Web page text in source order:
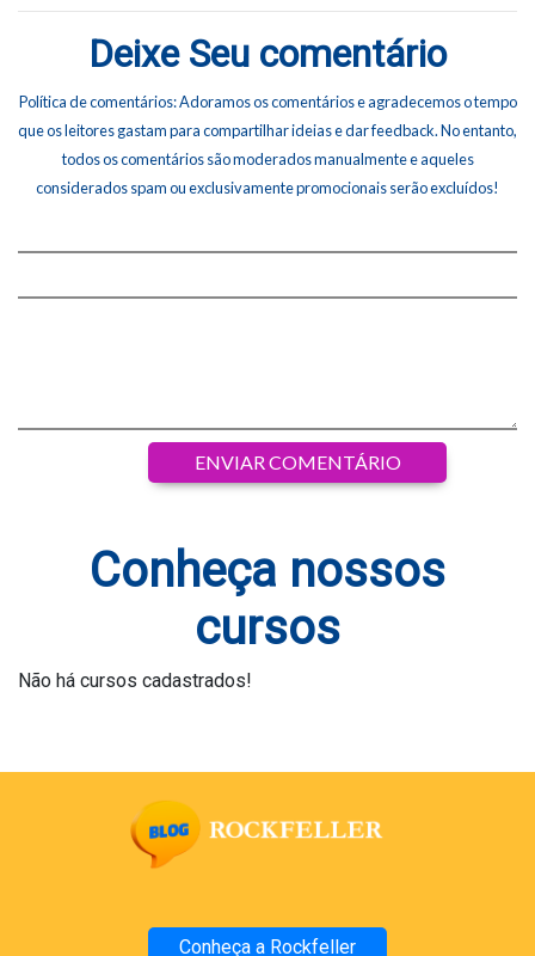
Deixe Seu comentário
Política de comentários: Adoramos os comentários e agradecemos o tempo
que os leitores gastam para compartilhar ideias e dar feedback. No entanto,
todos os comentários são moderados manualmente e aqueles
considerados spam ou exclusivamente promocionais serão excluídos!
Conheça nossos
cursos
Não há cursos cadastrados!
Conheça a Rockfeller